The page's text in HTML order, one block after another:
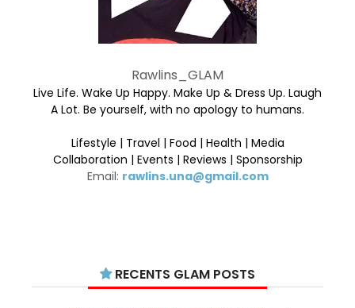
Rawlins_GLAM
Live Life. Wake Up Happy. Make Up & Dress Up. Laugh
A Lot. Be yourself, with no apology to humans.
Lifestyle | Travel | Food | Health | Media
Collaboration | Events | Reviews | Sponsorship
Email: rawlins.una@gmail.com
RECENTS GLAM POSTS